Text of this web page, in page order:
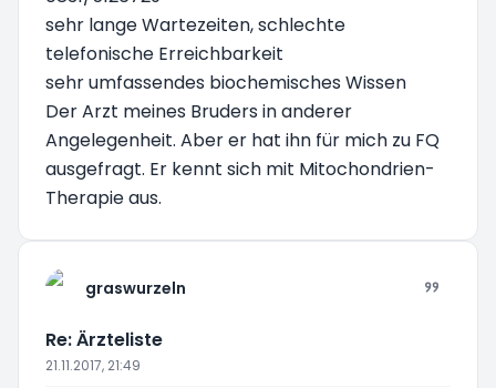
sehr lange Wartezeiten, schlechte
telefonische Erreichbarkeit
sehr umfassendes biochemisches Wissen
Der Arzt meines Bruders in anderer
Angelegenheit. Aber er hat ihn für mich zu FQ
ausgefragt. Er kennt sich mit Mitochondrien-
Therapie aus.
graswurzeln
Re: Ärzteliste
21.11.2017, 21:49